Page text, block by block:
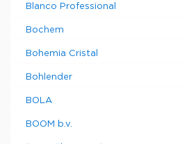
Blanco Professional
Bochem
Bohemia Cristal
Bohlender
BOLA
BOOM b.v.